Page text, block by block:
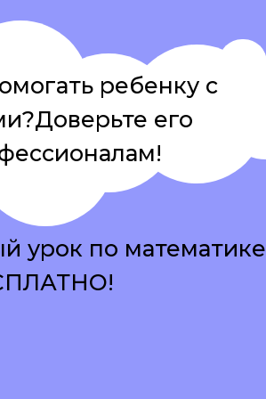
ребенку с
его
урок по математике